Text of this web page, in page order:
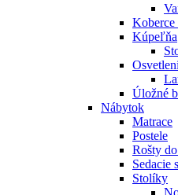
Koberce
Kúpeľňa
Úložné
Nábytok
Matrace
Postele
Rošty
Sedacie
Stolíky